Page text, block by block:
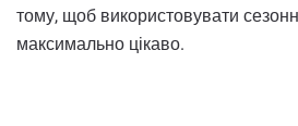
тому, щоб використовувати
максимально цікаво.